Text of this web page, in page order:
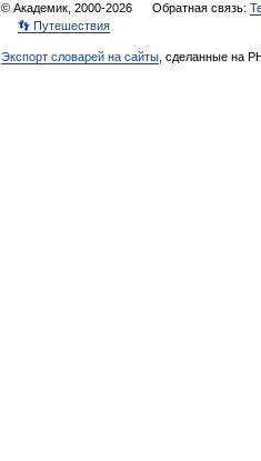
© Академик, 2000-2026 Обратная связь:
👣 Путешествия
Экспорт словарей на сайты , сделанные на